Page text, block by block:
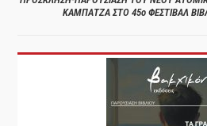
ΚΑΜΠΑΤΖΑ ΣΤΟ 45ο ΦΕΣΤΙΒΑΛ